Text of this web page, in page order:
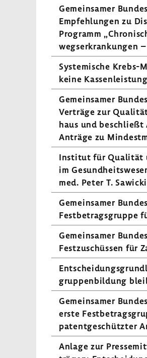
Gemein­samer
Empfeh­lungen zu
Programm
wegs­er­kran­kungen
Syste­mi­sche Krebs-​
keine Kassen­leis­tung
Gemein­samer
Verträge zur
haus und beschließt
Anträge zu
Institut für Qualität
im
med. Peter T.
Gemein­samer
Fest­be­trags­gruppe
Gemein­samer
Fest­zu­schüssen für
grup­pen­bil­dung
Gemein­samer
erste
patent­ge­schützter
Anlage zur